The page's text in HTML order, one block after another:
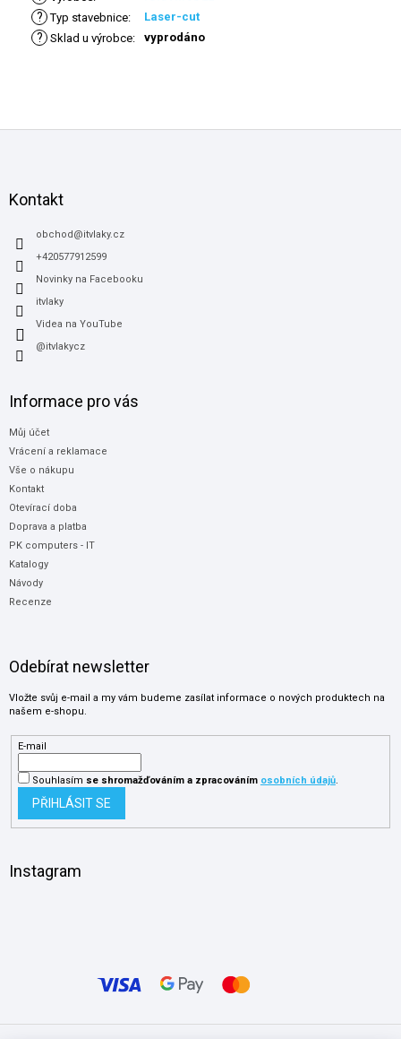
? Typ stavebnice: Laser-cut
? Sklad u výrobce: vyprodáno
Kontakt
obchod @itvlaky.cz
+420577912599
Novinky na Facebooku
itvlaky
Videa na YouTube
@itvlakycz
Informace pro vás
Můj účet
Vrácení a reklamace
Vše o nákupu
Kontakt
Otevírací doba
Doprava a platba
PK computers - IT
Katalogy
Návody
Recenze
Odebírat newsletter
Vložte svůj e-mail a my vám budeme zasílat informace o nových produktech na
našem e-shopu.
E-mail
Souhlasím se shromažďováníma zpracováním osobních údajů.
PŘIHLÁSIT SE
Instagram